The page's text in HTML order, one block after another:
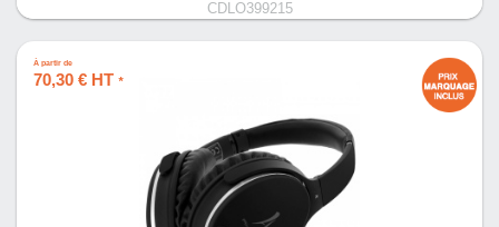
CDLO399215
À partir de
70,30 € HT *